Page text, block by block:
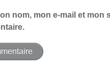
nom, mon e-mail et mon